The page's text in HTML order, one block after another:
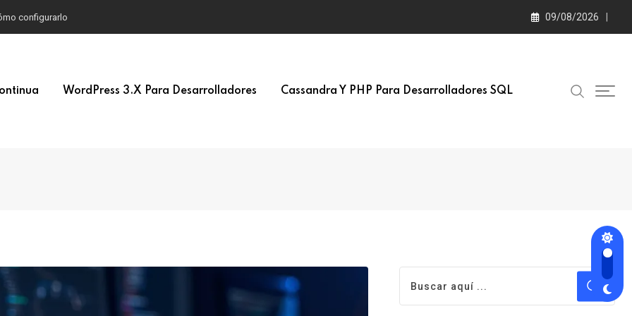
configurarlo 09/08/2026
WordPress 3.x Para Desarrolladores Cassandra Y PHP Para Desarrolladores SQL